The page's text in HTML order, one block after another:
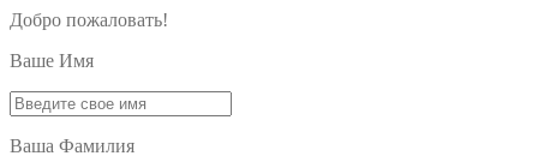
Добро пожаловать!
Ваше Имя
Ваша Фамилия